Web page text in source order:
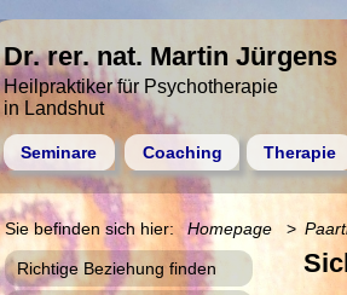
Dr. rer. nat. Martin Jürgens
Heilpraktiker für Psychotherapie
in Landshut
Seminare Coaching Therapie
Homepage
Richtige Beziehung finden